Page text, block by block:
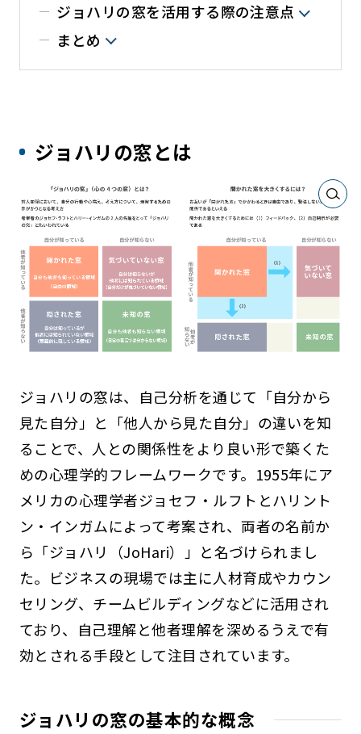
ジョハリの窓を活用する際の注意点
まとめ
ジョハリの窓とは
ジョハリの窓は、自己分析を通じて「自分から
見た自分」と「他人から見た自分」の違いを知
ることで、人との関係性をより良い形で築くた
めの心理学的フレームワークです。1955年にア
メリカの心理学者ジョセフ・ルフトとハリント
ン・インガムによって考案され、両者の名前か
ら「ジョハリ（JoHari）」と名づけられまし
た。ビジネスの現場では主に人材育成やカウン
セリング、チームビルディングなどに活用され
ており、自己理解と他者理解を深めるうえで有
効とされる手段として注目されています。
ジョハリの窓の基本的な概念